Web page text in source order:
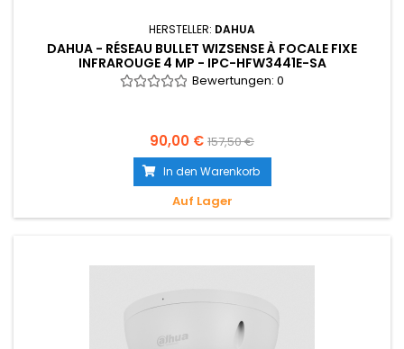
HERSTELLER: DAHUA
DAHUA - RÉSEAU BULLET WIZSENSE À FOCALE FIXE
INFRAROUGE 4 MP - IPC-HFW3441E-SA
Bewertungen: 0
90,00 € 157,50 €
In den Warenkorb
Auf Lager